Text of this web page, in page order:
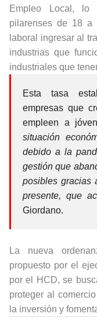
Empleo Local, lo
pilarenses de 18 a
laboral ingresar al
industrias que
industriales que
Esta tasa
empresas que
empleen a
situación
debido a la
gestión que
posibles gracias
presente, que
Giordano.
La nueva
propuesto por el
por el HCD, se
proteger al
la inversión y